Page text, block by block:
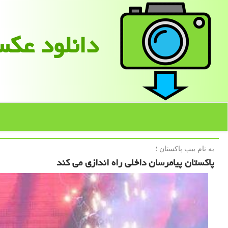
دانلود
به نام بیپ پاكستان ؛
پاکستان پیامرسان داخلی راه اندازی می کند